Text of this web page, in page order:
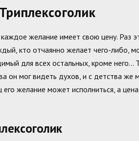
желание имеет свою цену. Раз
кто отчаянно желает чего-либо,
для всех остальных, кроме него…
он мог видеть духов, и с детства же
желание может исполниться, а